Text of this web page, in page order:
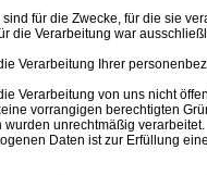
für die Zwecke, für die sie
die Verarbeitung war
Verarbeitung Ihrer
Verarbeitung von uns nicht
vorrangigen berechtigten
wurden unrechtmäßig verarbeitet.
Daten ist zur Erfüllung